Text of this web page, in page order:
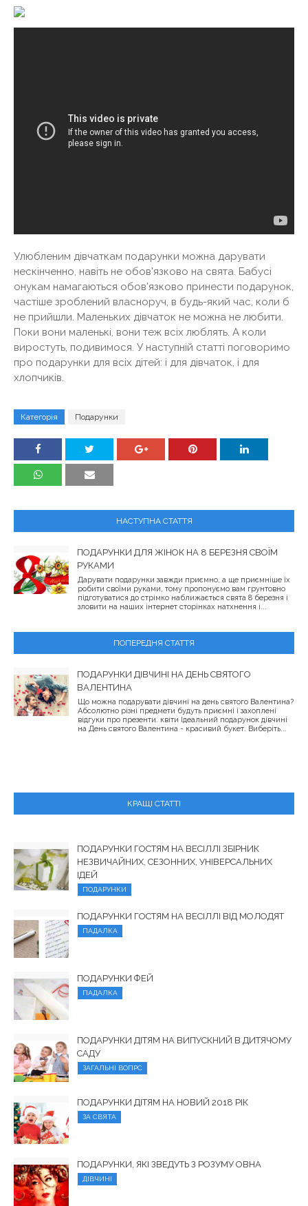
Улюбленим дівчаткам подарунки можна дарувати
нескінченно, навіть не обов'язково на свята. Бабусі
онукам намагаються обов'язково принести подарунок,
частіше зроблений власноруч, в будь-який час, коли б
не прийшли. Маленьких дівчаток не можна не любити.
Поки вони маленькі, вони теж всіх люблять. А коли
виростуть, подивимося. У наступній статті поговоримо
про подарунки для всіх дітей: і для дівчаток, і для
хлопчиків.
Категорія Подарунки
НАСТУПНА СТАТТЯ
ПОДАРУНКИ ДЛЯ ЖІНОК НА 8 БЕРЕЗНЯ СВОЇМ
РУКАМИ
Дарувати подарунки завжди приємно, а ще приємніше їх
робити своїми руками, тому пропонуємо вам грунтовно
підготуватися до стрімко наближається свята 8 березня і
зловити на наших інтернет сторінках натхнення і...
ПОПЕРЕДНЯ СТАТТЯ
ПОДАРУНКИ ДІВЧИНІ НА ДЕНЬ СВЯТОГО
ВАЛЕНТИНА
Що можна подарувати дівчині на день святого Валентина?
Абсолютно різні предмети будуть приємні і захоплені
відгуки про презенти. квіти Ідеальний подарунок дівчині
на День святого Валентина - красивий букет. Виберіть...
КРАЩІ СТАТТІ
ПОДАРУНКИ ГОСТЯМ НА ВЕСІЛЛІ ЗБІРНИК
НЕЗВИЧАЙНИХ, СЕЗОННИХ, УНІВЕРСАЛЬНИХ
ІДЕЙ
ПОДАРУНКИ
ПОДАРУНКИ ГОСТЯМ НА ВЕСІЛЛІ ВІД МОЛОДЯТ
ПАДАЛКА
ПОДАРУНКИ ФЕЙ
ПАДАЛКА
ПОДАРУНКИ ДІТЯМ НА ВИПУСКНИЙ В ДИТЯЧОМУ
САДУ
ЗАГАЛЬНІ ВОПРС
ПОДАРУНКИ ДІТЯМ НА НОВИЙ 2018 РІК
ЗА СВЯТА
ПОДАРУНКИ, ЯКІ ЗВЕДУТЬ З РОЗУМУ ОВНА
ДІВЧИНІ